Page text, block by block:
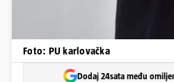
Foto: PU karlovačka
Dodaj 24sata među